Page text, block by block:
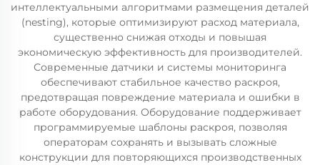
интеллектуальными алгоритмами размещения деталей
(nesting), которые оптимизируют расход материала,
существенно снижая отходы и повышая
экономическую эффективность для производителей.
Современные датчики и системы мониторинга
обеспечивают стабильное качество раскроя,
предотвращая повреждение материала и ошибки в
работе оборудования. Оборудование поддерживает
программируемые шаблоны раскроя, позволяя
операторам сохранять и вызывать сложные
конструкции для повторяющихся производственных